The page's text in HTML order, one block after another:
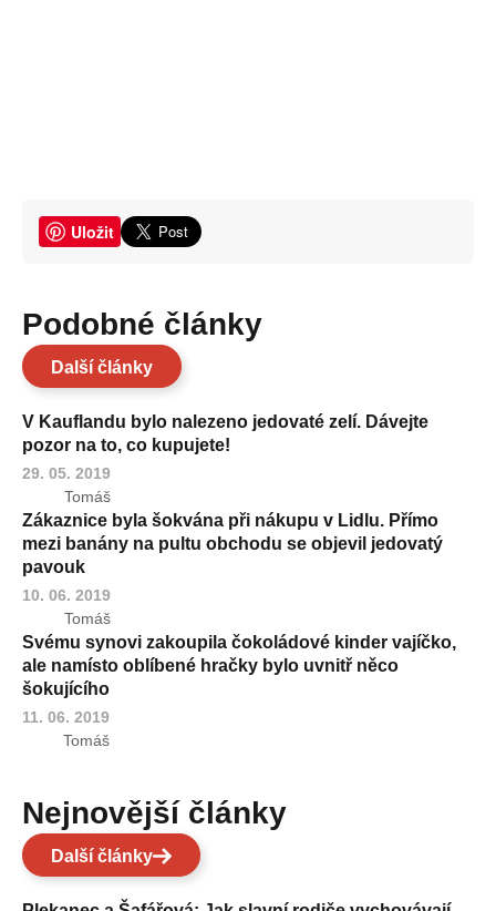
Uložit
Podobné články
Další články
V Kauflandu bylo nalezeno jedovaté zelí. Dávejte
pozor na to, co kupujete!
29. 05. 2019
Tomáš
Zákaznice byla šokvána při nákupu v Lidlu. Přímo
mezi banány na pultu obchodu se objevil jedovatý
pavouk
10. 06. 2019
Tomáš
Svému synovi zakoupila čokoládové kinder vajíčko,
ale namísto oblíbené hračky bylo uvnitř něco
šokujícího
11. 06. 2019
Tomáš
Nejnovější články
Další články